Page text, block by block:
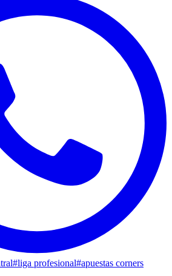
#liga profesional#apuestas corners